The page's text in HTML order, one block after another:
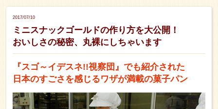
2017/07/10
ミニスナックゴールドの作り方を大公開！
おいしさの秘密、丸裸にしちゃいます
『スゴ～イデスネ!!視察団』でも紹介された
日本のすごさを感じるワザが満載の菓子パン